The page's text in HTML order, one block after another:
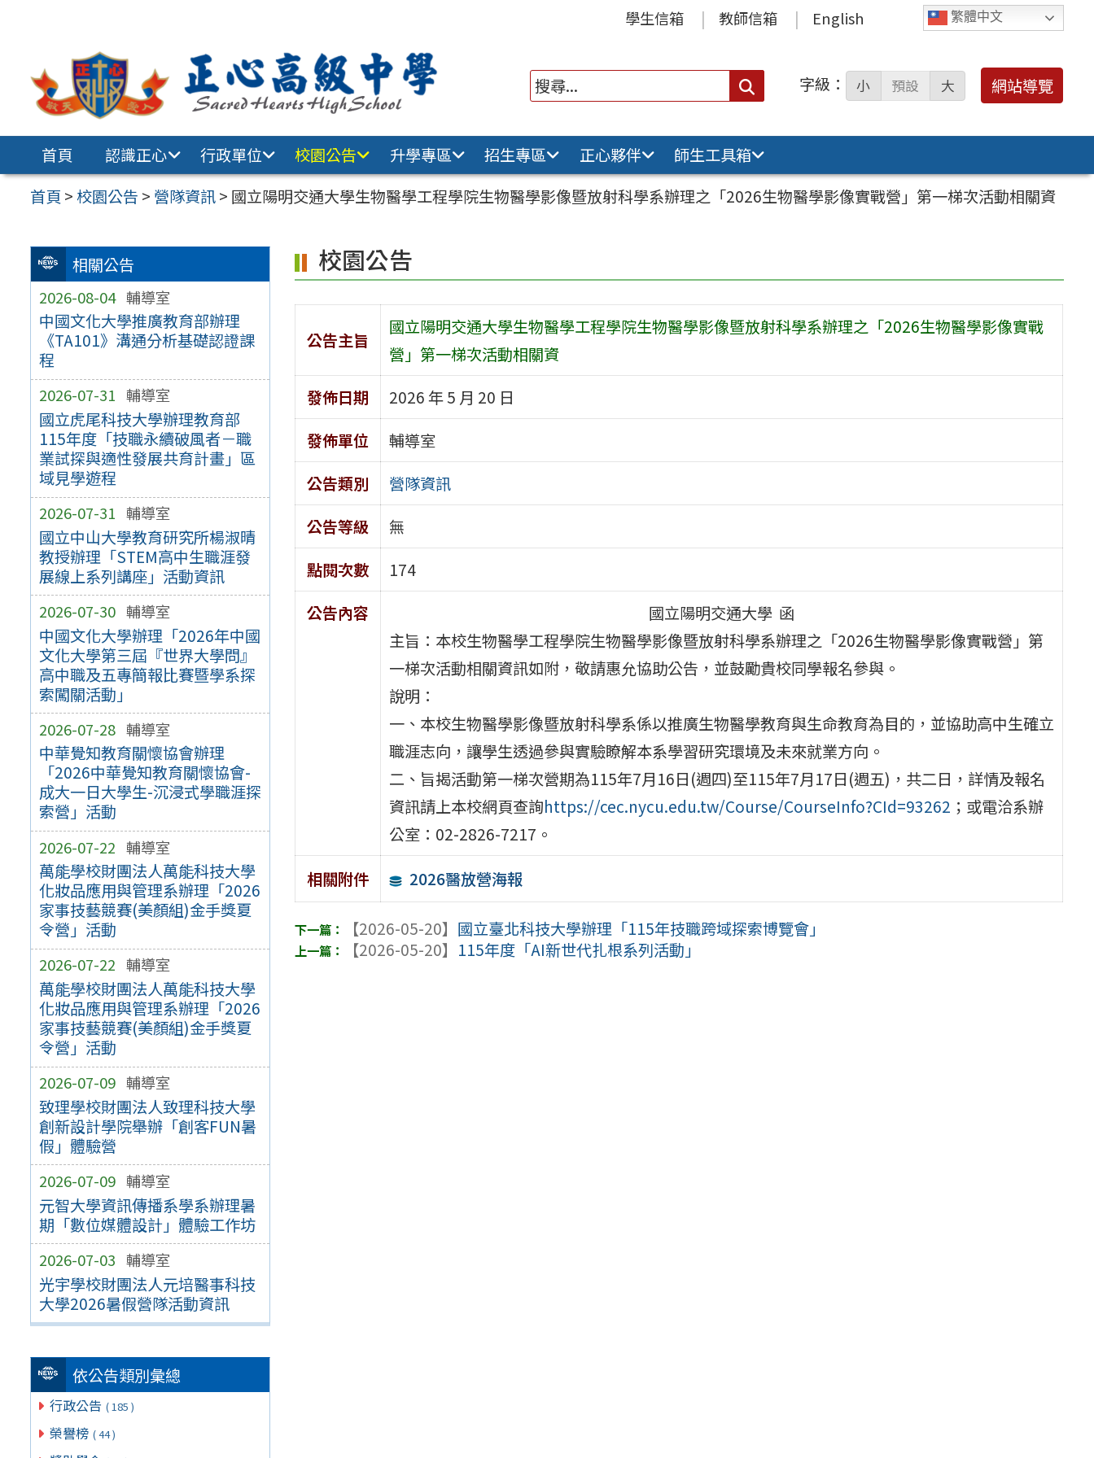
繁體中文
學生信箱 教師信箱 English
搜
字級： 小 預設 大 網站導覽
首頁 認識正心 行政單位 校園公告 升學專區 招生專區 正心夥伴
師生工具箱
首頁 >校園公告 > 營隊資訊> 國立陽明交通大學生物醫學工程學院生物醫學影像暨放射科學系辦理之「2026生物醫學影像實戰營」第一梯次活動相關資
相關公告
2026-08-04 輔導室
中國文化大學推廣教育部辦理
《TA101》溝通分析基礎認證課
程
2026-07-31 輔導室
國立虎尾科技大學辦理教育部
115年度「技職永續破風者－職
業試探與適性發展共育計畫」區
域見學遊程
2026-07-31 輔導室
國立中山大學教育研究所楊淑晴
教授辦理「STEM高中生職涯發
展線上系列講座」活動資訊
2026-07-30 輔導室
中國文化大學辦理「2026年中國
文化大學第三屆『世界大學問』
高中職及五專簡報比賽暨學系探
索闖關活動」
2026-07-28 輔導室
中華覺知教育關懷協會辦理
「2026中華覺知教育關懷協會-
成大一日大學生-沉浸式學職涯探
索營」活動
2026-07-22 輔導室
萬能學校財團法人萬能科技大學
化妝品應用與管理系辦理「2026
家事技藝競賽(美顏組)金手獎夏
令營」活動
2026-07-22 輔導室
萬能學校財團法人萬能科技大學
化妝品應用與管理系辦理「2026
家事技藝競賽(美顏組)金手獎夏
令營」活動
2026-07-09 輔導室
致理學校財團法人致理科技大學
創新設計學院舉辦「創客FUN暑
假」體驗營
2026-07-09 輔導室
元智大學資訊傳播系學系辦理暑
期「數位媒體設計」體驗工作坊
2026-07-03 輔導室
光宇學校財團法人元培醫事科技
大學2026暑假營隊活動資訊
依公告類別彙總
行政公告 ( 185 )
榮譽榜 ( 44 )
校園公告
公告主旨
國立陽明交通大學生物醫學工程學院生物醫學影像暨放射科學系辦理之「2026生物醫學影像實戰
營」第一梯次活動相關資
發佈日期
2026 年 5 月 20 日
發佈單位
輔導室
公告類別
營隊資訊
公告等級
無
點閱次數
174
公告內容
國立陽明交通大學 函
主旨：本校生物醫學工程學院生物醫學影像暨放射科學系辦理之「2026生物醫學影像實戰營」第
一梯次活動相關資訊如附，敬請惠允協助公告，並鼓勵貴校同學報名參與。
說明：
一、本校生物醫學影像暨放射科學系係以推廣生物醫學教育與生命教育為目的，並協助高中生確立
職涯志向，讓學生透過參與實驗瞭解本系學習研究環境及未來就業方向。
二、旨揭活動第一梯次營期為115年7月16日(週四)至115年7月17日(週五)，共二日，詳情及報名
資訊請上本校網頁查詢https://cec.nycu.edu.tw/Course/CourseInfo?CId=93262 ；或電洽系辦
公室：02-2826-7217。
相關附件
2026醫放營海報
【2026-05-20】 國立臺北科技大學辦理「115年技職跨域探索博覽會」
【2026-05-20】 115年度「AI新世代扎根系列活動」